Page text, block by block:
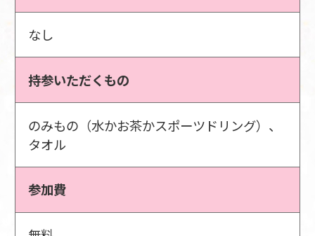
なし
持参いただくもの
のみもの（水かお茶かスポーツドリング）、
タオル
参加費